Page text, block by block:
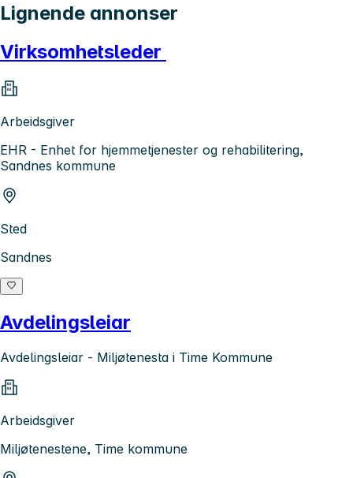
Lignende annonser
Virksomhetsleder
Arbeidsgiver
EHR - Enhet for hjemmetjenester og rehabilitering,
Sandnes kommune
Sted
Sandnes
Avdelingsleiar
Avdelingsleiar - Miljøtenesta i Time Kommune
Arbeidsgiver
Miljøtenestene, Time kommune